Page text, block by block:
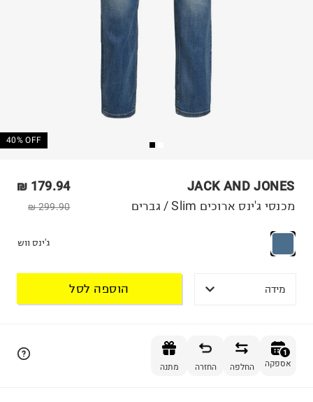
40% OFF
JACK AND JONES
179.94 ₪
299.90 ₪ מכנסי ג'ינס ארוכים Slim / גברים
ג'ינס ווש
מידה הוספה לסל
1
אספקה החלפה החזרה מתנה